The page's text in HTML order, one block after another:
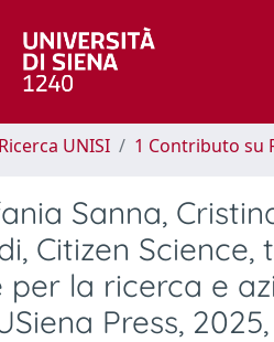
UNISI 1 Contributo su
Sanna,
Citizen
la ricerca e
Press,